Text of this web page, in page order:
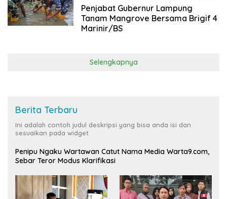
November 2024
Penjabat Gubernur Lampung
Tanam Mangrove Bersama Brigif 4
Marinir/BS
Selengkapnya
Berita Terbaru
Ini adalah contoh judul deskripsi yang bisa anda isi dan
sesuaikan pada widget
Penipu Ngaku Wartawan Catut Nama Media Warta9.com,
Sebar Teror Modus Klarifikasi